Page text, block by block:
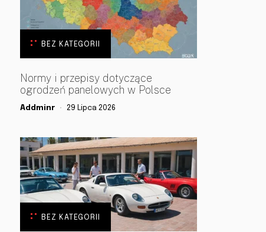
BEZ KATEGORII
Normy i przepisy dotyczące
ogrodzeń panelowych w Polsce
Addminr 29 Lipca 2026
BEZ KATEGORII